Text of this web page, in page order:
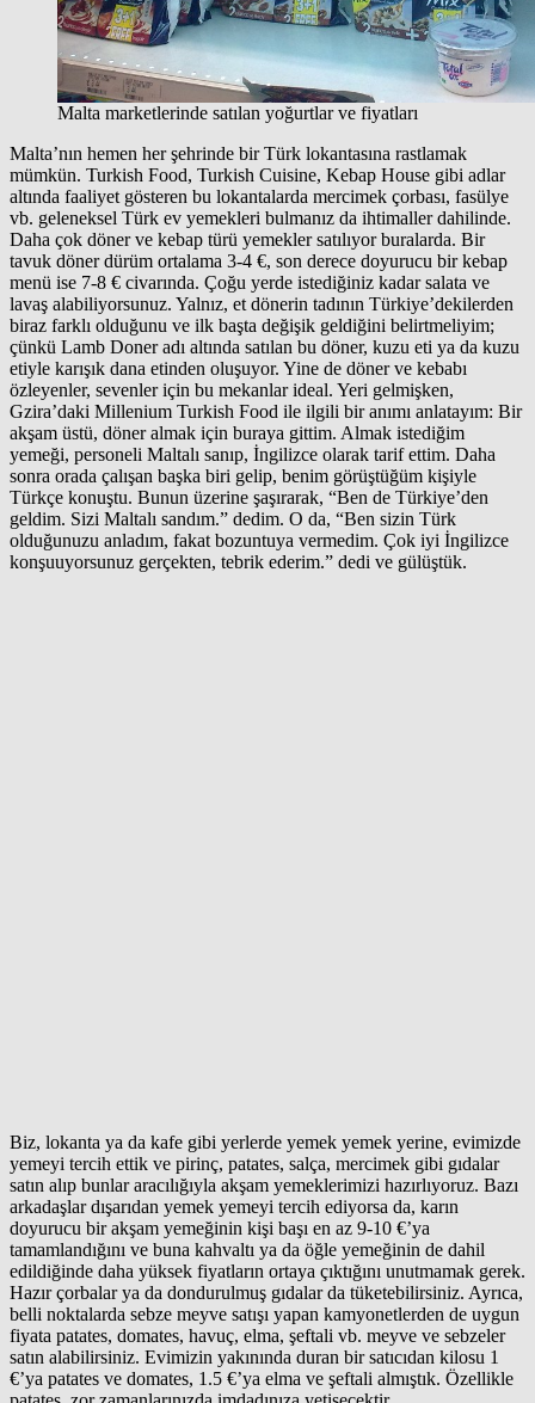
Malta marketlerinde satılan yoğurtlar ve fiyatları
Malta’nın hemen her şehrinde bir Türk lokantasına rastlamak
mümkün. Turkish Food, Turkish Cuisine, Kebap House gibi adlar
altında faaliyet gösteren bu lokantalarda mercimek çorbası, fasülye
vb. geleneksel Türk ev yemekleri bulmanız da ihtimaller dahilinde.
Daha çok döner ve kebap türü yemekler satılıyor buralarda. Bir
tavuk döner dürüm ortalama 3-4 €, son derece doyurucu bir kebap
menü ise 7-8 € civarında. Çoğu yerde istediğiniz kadar salata ve
lavaş alabiliyorsunuz. Yalnız, et dönerin tadının Türkiye’dekilerden
biraz farklı olduğunu ve ilk başta değişik geldiğini belirtmeliyim;
çünkü Lamb Doner adı altında satılan bu döner, kuzu eti ya da kuzu
etiyle karışık dana etinden oluşuyor. Yine de döner ve kebabı
özleyenler, sevenler için bu mekanlar ideal. Yeri gelmişken,
Gzira’daki Millenium Turkish Food ile ilgili bir anımı anlatayım: Bir
akşam üstü, döner almak için buraya gittim. Almak istediğim
yemeği, personeli Maltalı sanıp, İngilizce olarak tarif ettim. Daha
sonra orada çalışan başka biri gelip, benim görüştüğüm kişiyle
Türkçe konuştu. Bunun üzerine şaşırarak, “Ben de Türkiye’den
geldim. Sizi Maltalı sandım.” dedim. O da, “Ben sizin Türk
olduğunuzu anladım, fakat bozuntuya vermedim. Çok iyi İngilizce
konşuuyorsunuz gerçekten, tebrik ederim.” dedi ve gülüştük.
Biz, lokanta ya da kafe gibi yerlerde yemek yemek yerine, evimizde
yemeyi tercih ettik ve pirinç, patates, salça, mercimek gibi gıdalar
satın alıp bunlar aracılığıyla akşam yemeklerimizi hazırlıyoruz. Bazı
arkadaşlar dışarıdan yemek yemeyi tercih ediyorsa da, karın
doyurucu bir akşam yemeğinin kişi başı en az 9-10 €’ya
tamamlandığını ve buna kahvaltı ya da öğle yemeğinin de dahil
edildiğinde daha yüksek fiyatların ortaya çıktığını unutmamak gerek.
Hazır çorbalar ya da dondurulmuş gıdalar da tüketebilirsiniz. Ayrıca,
belli noktalarda sebze meyve satışı yapan kamyonetlerden de uygun
fiyata patates, domates, havuç, elma, şeftali vb. meyve ve sebzeler
satın alabilirsiniz. Evimizin yakınında duran bir satıcıdan kilosu 1
€’ya patates ve domates, 1.5 €’ya elma ve şeftali almıştık. Özellikle